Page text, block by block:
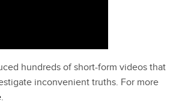
hundreds of short-form videos that
inconvenient truths. For more
.